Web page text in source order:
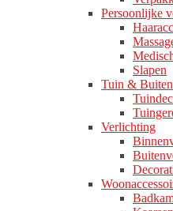
Persoonlijke
Slapen
Tuin &
Verlichting